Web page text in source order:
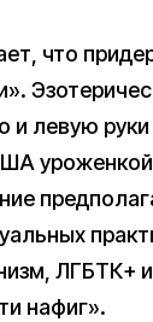
что
и левую
ЛГБТК+
нафиг».